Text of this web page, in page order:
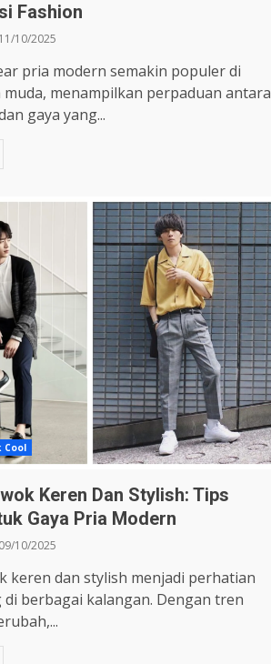
Fashion
11/10/2025
pria modern semakin populer di
menampilkan perpaduan antara
gaya yang...
Cool
Keren Dan Stylish: Tips
Gaya Pria Modern
09/10/2025
keren dan stylish menjadi perhatian
berbagai kalangan. Dengan tren